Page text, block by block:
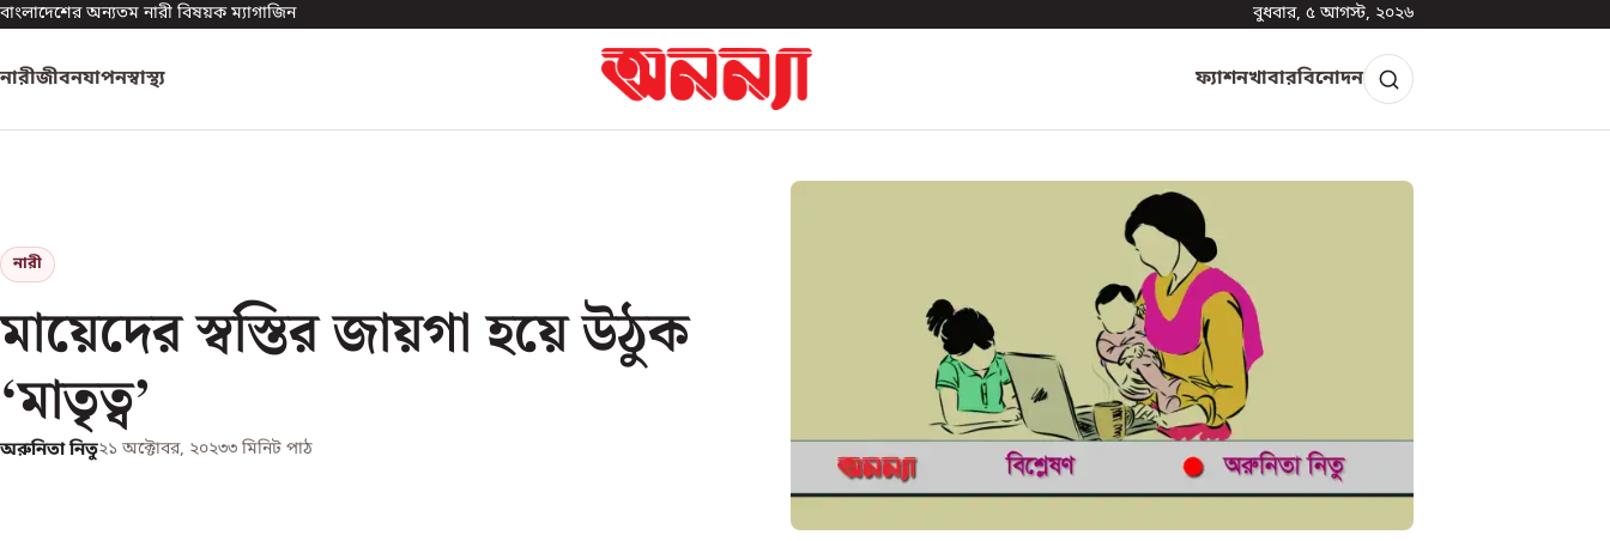
বাংলাদেশের অন্যতম নারী বিষয়ক ম্যাগাজিন বুধবার, ৫ আগস্ট, ২০২৬
নারীজীবনযাপনস্বাস্থ্য ফ্যাশনখাবারবিনোদন
নারী
মায়েদের স্বস্তির জায়গা হয়ে উঠুক
‘মাতৃত্ব’
অরুনিতা নিতু২১ অক্টোবর, ২০২৩৩ মিনিট পাঠ